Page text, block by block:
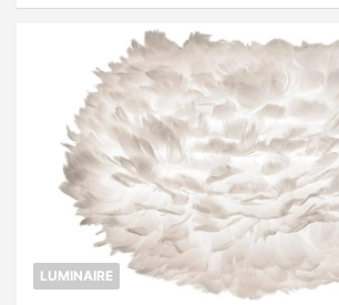
LUMINAIRE